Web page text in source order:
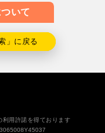
いて
」に戻る
用許諾を得ております